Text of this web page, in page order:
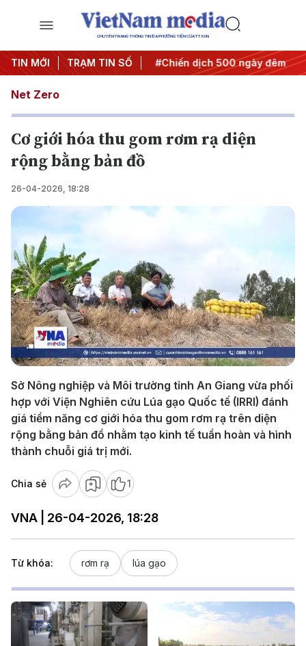
CHUYÊN TRANG THÔNG TIN ĐA PHƯƠNG TIỆN CỦA TTXVN
TIN MỚI TRẠM TIN SỐ
quyết thành hành động #Chiến dịch 500 ngày đêm
Net Zero
Cơ giới hóa thu gom rơm rạ diện
rộng bằng bản đồ
26-04-2026, 18:28
Play
Video
Sở Nông nghiệp và Môi trường tỉnh An Giang vừa phối
hợp với Viện Nghiên cứu Lúa gạo Quốc tế (IRRI) đánh
giá tiềm năng cơ giới hóa thu gom rơm rạ trên diện
rộng bằng bản đồ nhằm tạo kinh tế tuần hoàn và hình
thành chuỗi giá trị mới.
Chia sẻ 1
VNA | 26-04-2026, 18:28
Từ khóa: rơm rạ lúa gạo